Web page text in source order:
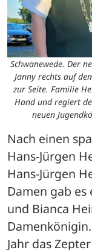
Schwanewede. Der
Janny rechts auf
zur Seite. Familie
Hand und regiert
neuen
Nach einen
Hans-Jürgen
Hans-Jürgen
Damen gab es
und Bianca
Jahr das